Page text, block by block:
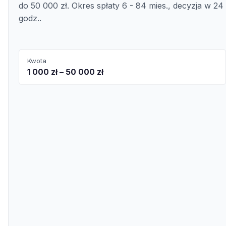
do 50 000 zł. Okres spłaty 6 - 84 mies., decyzja w 24
godz..
Kwota
1 000 zł – 50 000 zł